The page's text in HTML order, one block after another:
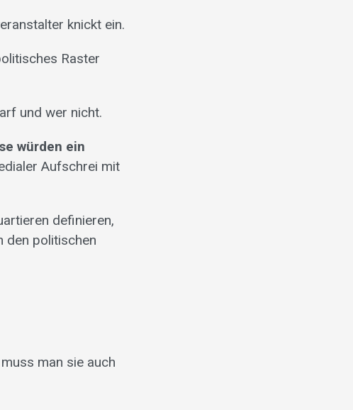
knickt ein.
Raster
und wer nicht.
würden ein
Aufschrei mit
definieren,
den politischen
man sie auch